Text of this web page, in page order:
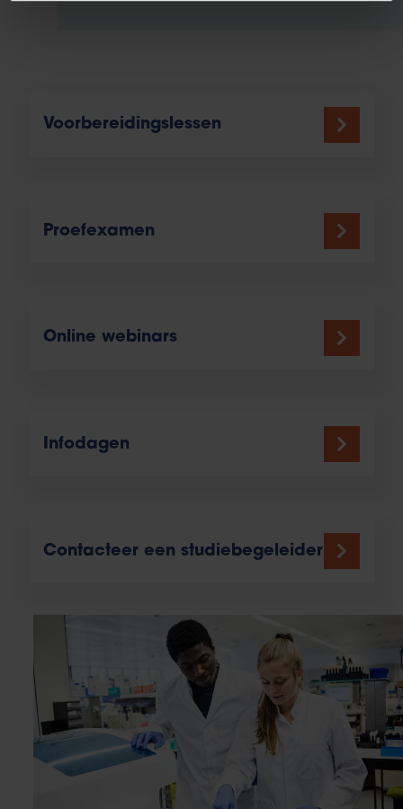
Voorbereidingslessen
Proefexamen
Online webinars
Infodagen
Contacteer een studiebegeleider